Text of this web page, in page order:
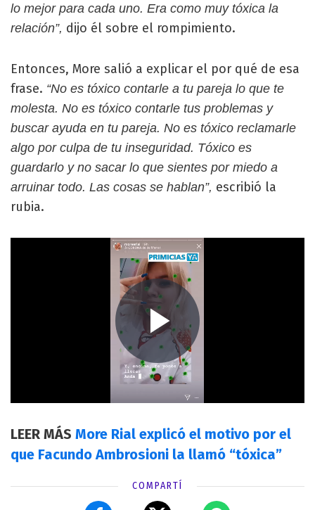
lo mejor para cada uno. Era como muy tóxica la
relación”, dijo él sobre el rompimiento.
Entonces, More salió a explicar el por qué de esa
frase. “No es tóxico contarle a tu pareja lo que te
molesta. No es tóxico contarle tus problemas y
buscar ayuda en tu pareja. No es tóxico reclamarle
algo por culpa de tu inseguridad. Tóxico es
guardarlo y no sacar lo que sientes por miedo a
arruinar todo. Las cosas se hablan”, escribió la
rubia.
LEER MÁS More Rial explicó el motivo por el
que Facundo Ambrosioni la llamó “tóxica”
COMPARTÍ